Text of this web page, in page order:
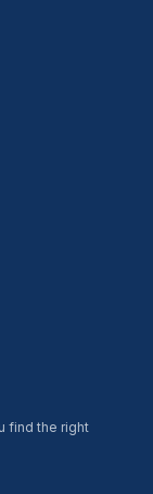
find the right